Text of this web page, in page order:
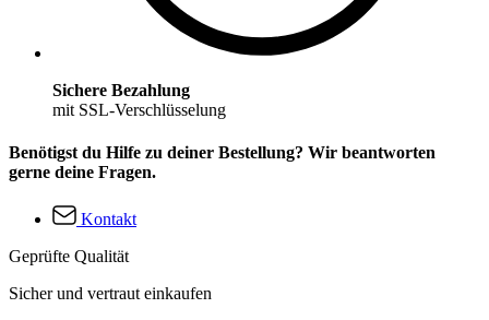
Sichere Bezahlung
mit SSL-Verschlüsselung
Benötigst du Hilfe zu deiner Bestellung? Wir beantworten
gerne deine Fragen.
Kontakt
Geprüfte Qualität
Sicher und vertraut einkaufen